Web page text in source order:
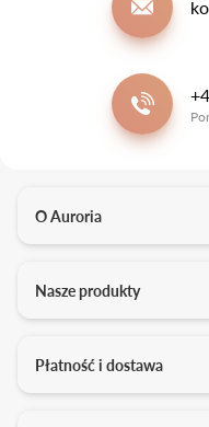
O Auroria
Kontakt
Kariera
Nasze produkty
Obrączki ślubne
Płatność i dostawa